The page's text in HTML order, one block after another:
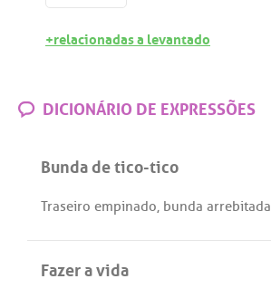
+relacionadas a levantado
DICIONÁRIO DE EXPRESSÕES
Bunda de tico-tico
Traseiro empinado, bunda arrebitada
Fazer a vida